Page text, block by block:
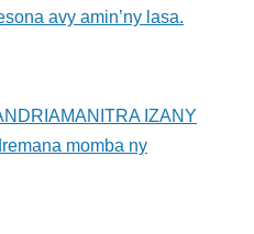
avy amin’ny lasa.
IZANY
momba ny